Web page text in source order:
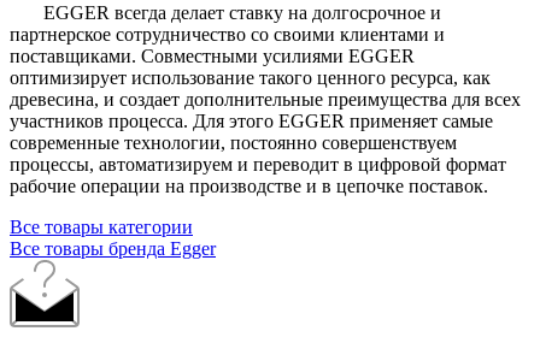
EGGER всегда делает ставку на долгосрочное и
партнерское сотрудничество со своими клиентами и
поставщиками. Совместными усилиями EGGER
оптимизирует использование такого ценного ресурса, как
древесина, и создает дополнительные преимущества для всех
участников процесса. Для этого EGGER применяет самые
современные технологии, постоянно совершенствуем
процессы, автоматизируем и переводит в цифровой формат
рабочие операции на производстве и в цепочке поставок.
Все товары категории
Все товары бренда Egger